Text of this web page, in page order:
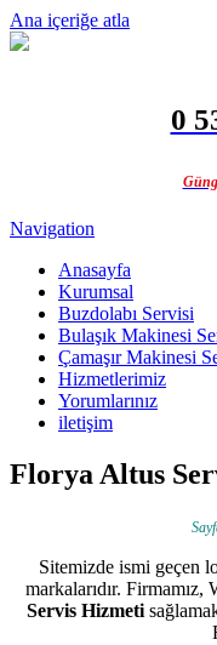
Ana içeriğe atla
0
Navigation
Anasayfa
Kurumsal
Buzdolabı Servisi
Bulaşık Makinesi
Çamaşır Makinesi
Hizmetlerimiz
Yorumlarınız
iletişim
Florya Altus
Sitemizde ismi geçen
markalarıdır. Firmamız,
Servis Hizmeti